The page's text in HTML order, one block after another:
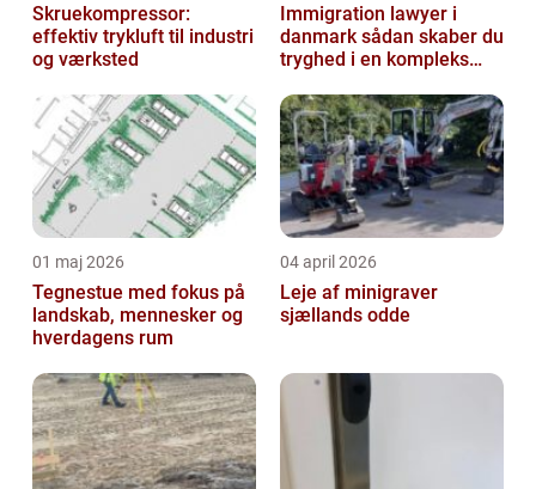
Skruekompressor:
effektiv trykluft til industri
og værksted
Immigration lawyer i
danmark sådan skaber du
tryghed i en kompleks
01 maj 2026
Tegnestue med fokus på
landskab, mennesker og
hverdagens rum
04 april 2026
Leje af minigraver
sjællands odde